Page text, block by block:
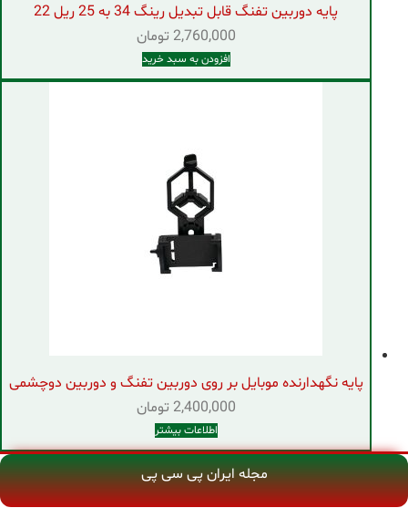
پایه دوربین تفنگ قابل تبدیل رینگ 34 به 25 ریل 22
2,760,000 تومان
افزودن به سبد خرید
پایه نگهدارنده موبایل بر روی دوربین تفنگ و دوربین دوچشمی
2,400,000 تومان
اطلاعات بیشتر
مجله ایران پی سی پی